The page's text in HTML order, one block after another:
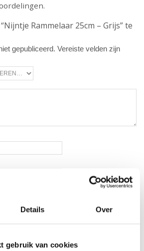
Details Over
gebruik van cookies
Rammelaar 25cm – Grijs” te
gepubliceerd. Vereiste velden zijn